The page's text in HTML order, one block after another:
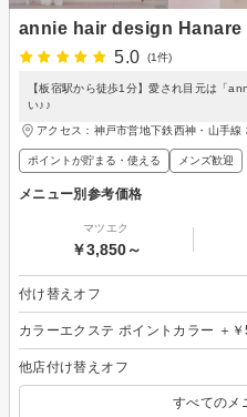
annie hair design Hanare
5.0
(1件)
【板宿駅から徒歩1分】愛され目元は「
い♪♪
アクセス：神戸市営地下鉄西神・山手線
ポイントが貯まる・使える メンズ歓迎
メニュー別参考価格
マツエク
￥3,850～
付け替えオフ
カラーエクステ ポイントカラー ＋
他店付け替えオフ
すべてのメ